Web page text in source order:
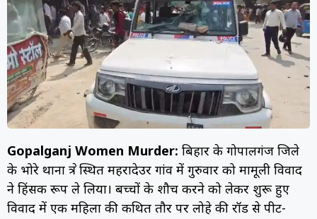
Gopalganj Women Murder: बिहार के गोपालगंज जिले
के भोरे थाना क्षेत्र स्थित महरादेउर गांव में गुरुवार को मामूली विवाद
ने हिंसक रूप ले लिया। बच्चों के शौच करने को लेकर शुरू हुए
विवाद में एक महिला की कथित तौर पर लोहे की रॉड से पीट-